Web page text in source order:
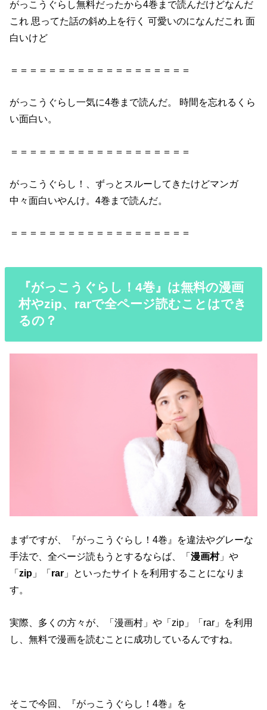
がっこうぐらし無料だったから4巻 まで読んだけどなんだ
これ 思ってた話の斜め上を行く 可愛いのになんだこれ 面
白いけど
＝＝＝＝＝＝＝＝＝＝＝＝＝＝＝＝＝＝＝
がっこうぐらし一気に4巻 まで読んだ。 時間を忘れるくら
い面白い。
＝＝＝＝＝＝＝＝＝＝＝＝＝＝＝＝＝＝＝
がっこうぐらし ！、ずっとスルーしてきたけどマンガ
中々面白いやんけ。4巻 まで読んだ。
＝＝＝＝＝＝＝＝＝＝＝＝＝＝＝＝＝＝＝
『がっこうぐらし！4巻』は無料の漫画
村やzip、rarで全ページ読むことはでき
るの？
まずですが、『がっこうぐらし！4巻』を違法やグレーな
手法で、全ページ読もうとするならば、「漫画村」や
「zip 」「rar 」といったサイトを利用することになりま
す。
実際、多くの方々が、「漫画村」や「zip」「rar」を利用
し、無料で漫画を読むことに成功しているんですね。
そこで今回、『がっこうぐらし！4巻』を